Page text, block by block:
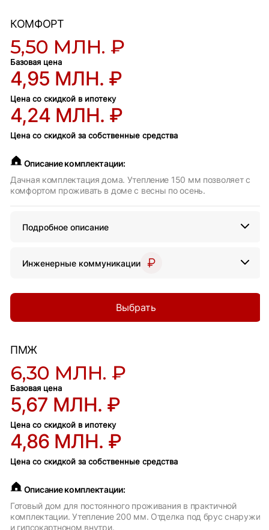
КОМФОРТ
5,50 МЛН. ₽
Базовая цена
4,95 МЛН. ₽
Цена со скидкой в ипотеку
4,24 МЛН. ₽
Цена со скидкой за собственные средства
Описание комплектации:
Дачная комплектация дома. Утепление 150 мм позволяет с
комфортом проживать в доме с весны по осень.
Подробное описание
Инженерные коммуникации
Выбрать
ПМЖ
6,30 МЛН. ₽
Базовая цена
5,67 МЛН. ₽
Цена со скидкой в ипотеку
4,86 МЛН. ₽
Цена со скидкой за собственные средства
Описание комплектации:
Готовый дом для постоянного проживания в практичной
комплектации. Утепление 200 мм. Отделка под брус снаружи
и гипсокартноном внутри.